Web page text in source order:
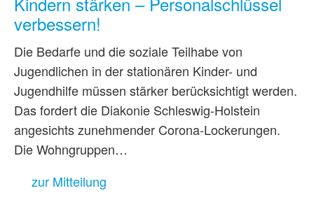
verbessern!
Die Bedarfe und die soziale Teilhabe von
Jugendlichen in der stationären Kinder- und
Jugendhilfe müssen stärker berücksichtigt werden.
Das fordert die Diakonie Schleswig-Holstein
angesichts zunehmender Corona-Lockerungen.
Die Wohngruppen…
zur Mitteilung